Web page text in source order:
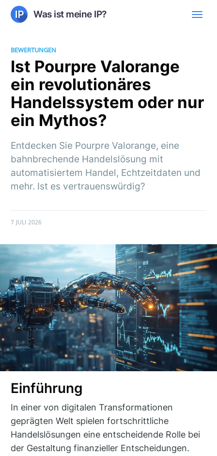
Was ist meine IP?
BEWERTUNGEN
Ist Pourpre Valorange
ein revolutionäres
Handelssystem oder nur
ein Mythos?
Entdecken Sie Pourpre Valorange, eine
bahnbrechende Handelslösung mit
automatisiertem Handel, Echtzeitdaten und
mehr. Ist es vertrauenswürdig?
7 JULI 2026
Einführung
In einer von digitalen Transformationen
geprägten Welt spielen fortschrittliche
Handelslösungen eine entscheidende Rolle bei
der Gestaltung finanzieller Entscheidungen.